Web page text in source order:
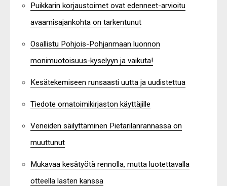
Puikkarin korjaustoimet ovat edenneet-arvioitu
avaamisajankohta on tarkentunut
Osallistu Pohjois-Pohjanmaan luonnon
monimuotoisuus-kyselyyn ja vaikuta!
Kesätekemiseen runsaasti uutta ja uudistettua
Tiedote omatoimikirjaston käyttäjille
Veneiden säilyttäminen Pietarilanrannassa on
muuttunut
Mukavaa kesätyötä rennolla, mutta luotettavalla
otteella lasten kanssa